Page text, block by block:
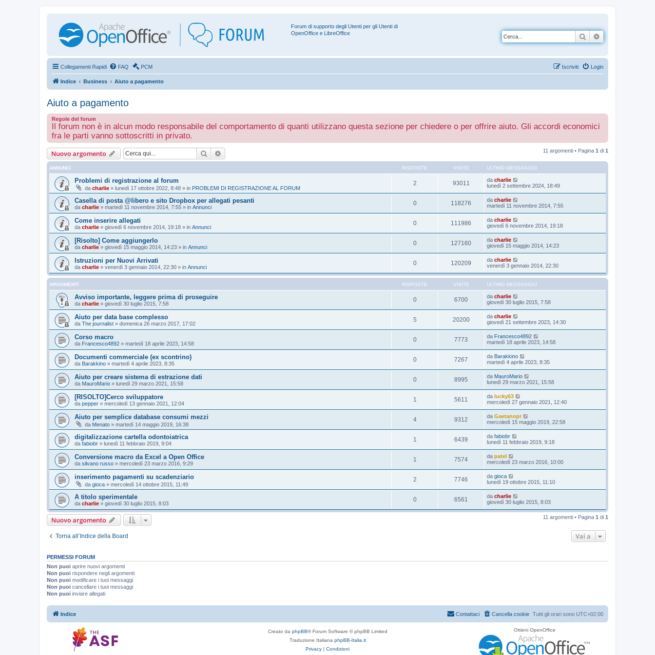
Forum di supporto degli Utenti per gli Utenti di
OpenOffice e LibreOffice
Cerca
Collegamenti Rapidi FAQ PCM Login
Iscriviti
Indice Business Aiuto a pagamento
Aiuto a pagamento
Regole del forum
Il forum non è in alcun modo responsabile del comportamento di quanti utilizzano questa sezione per chiedere o per offrire aiuto. Gli accordi economici
fra le parti vanno sottoscritti in privato.
Nuovo argomento Cerca 11 argomenti • Pagina 1 di 1
ANNUNCI RISPOSTE VISITE ULTIMO MESSAGGIO
Problemi di registrazione al forum
da charlie » lunedì 17 ottobre 2022, 8:48 » in PROBLEMI DI REGISTRAZIONE AL FORUM
2 93011 da charlie
lunedì 2 settembre 2024, 18:49
Casella di posta @libero e sito Dropbox per allegati pesanti
da charlie » martedì 11 novembre 2014, 7:55 » in Annunci
0 118276 da charlie
martedì 11 novembre 2014, 7:55
Come inserire allegati
da charlie » giovedì 6 novembre 2014, 19:18 » in Annunci
0 111986 da charlie
giovedì 6 novembre 2014, 19:18
[Risolto] Come aggiungerlo
da charlie » giovedì 15 maggio 2014, 14:23 » in Annunci
0 127160 da charlie
giovedì 15 maggio 2014, 14:23
Istruzioni per Nuovi Arrivati
da charlie » venerdì 3 gennaio 2014, 22:30 » in Annunci
0 120209 da charlie
venerdì 3 gennaio 2014, 22:30
ARGOMENTI RISPOSTE VISITE ULTIMO MESSAGGIO
Avviso importante, leggere prima di proseguire
da charlie » giovedì 30 luglio 2015, 7:58
0 6700 da charlie
giovedì 30 luglio 2015, 7:58
Aiuto per data base complesso
da The journalist » domenica 26 marzo 2017, 17:02
5 20200 da charlie
giovedì 21 settembre 2023, 14:30
Corso macro
da Francesco4892 » martedì 18 aprile 2023, 14:58
0 7773 da Francesco4892
martedì 18 aprile 2023, 14:58
Documenti commerciale (ex scontrino)
da Barakkino » martedì 4 aprile 2023, 8:35
0 7267 da Barakkino
martedì 4 aprile 2023, 8:35
Aiuto per creare sistema di estrazione dati
da MauroMario » lunedì 29 marzo 2021, 15:58
0 8995 da MauroMario
lunedì 29 marzo 2021, 15:58
[RISOLTO]Cerco sviluppatore
da pepper » mercoledì 13 gennaio 2021, 12:04
1 5611 da lucky63
mercoledì 27 gennaio 2021, 12:40
Aiuto per semplice database consumi mezzi
da Menato » martedì 14 maggio 2019, 16:38
4 9312 da Gaetanopr
mercoledì 15 maggio 2019, 22:58
digitalizzazione cartella odontoiatrica
da fabiobr » lunedì 11 febbraio 2019, 9:04
1 6439 da fabiobr
lunedì 11 febbraio 2019, 9:18
Conversione macro da Excel a Open Office
da silvano russo » mercoledì 23 marzo 2016, 9:29
1 7574 da patel
mercoledì 23 marzo 2016, 10:00
inserimento pagamenti su scadenziario
da gioca » mercoledì 14 ottobre 2015, 11:49
2 7746 da gioca
lunedì 19 ottobre 2015, 11:10
A titolo sperimentale
da charlie » giovedì 30 luglio 2015, 8:03
0 6561 da charlie
giovedì 30 luglio 2015, 8:03
Nuovo argomento 11 argomenti • Pagina 1 di 1
Torna all’Indice della Board Vai a
PERMESSI FORUM
Non puoi aprire nuovi argomenti
Non puoi rispondere negli argomenti
Non puoi modificare i tuoi messaggi
Non puoi cancellare i tuoi messaggi
Non puoi inviare allegati
Indice Tutti gli orari sono UTC+02:00
Cancella cookie
Contattaci
Creato da phpBB® Forum Software © phpBB Limited
Traduzione Italiana phpBB-Italia.it
Privacy | Condizioni
Ottieni OpenOffice